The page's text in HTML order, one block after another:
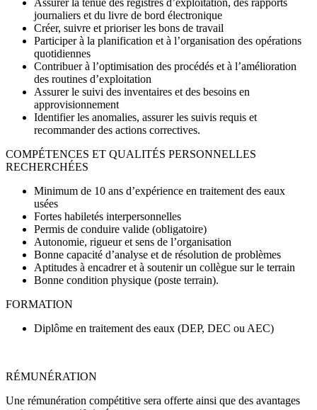
Assurer la tenue des registres d’exploitation, des rapports
journaliers et du livre de bord électronique
Créer, suivre et prioriser les bons de travail
Participer à la planification et à l’organisation des opérations
quotidiennes
Contribuer à l’optimisation des procédés et à l’amélioration
des routines d’exploitation
Assurer le suivi des inventaires et des besoins en
approvisionnement
Identifier les anomalies, assurer les suivis requis et
recommander des actions correctives.
COMPÉTENCES ET QUALITÉS PERSONNELLES
RECHERCHÉES
Minimum de 10 ans d’expérience en traitement des eaux
usées
Fortes habiletés interpersonnelles
Permis de conduire valide (obligatoire)
Autonomie, rigueur et sens de l’organisation
Bonne capacité d’analyse et de résolution de problèmes
Aptitudes à encadrer et à soutenir un collègue sur le terrain
Bonne condition physique (poste terrain).
FORMATION
Diplôme en traitement des eaux (DEP, DEC ou AEC)
RÉMUNÉRATION
Une rémunération compétitive sera offerte ainsi que des avantages